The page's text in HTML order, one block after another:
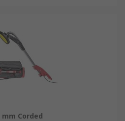
mm Corded